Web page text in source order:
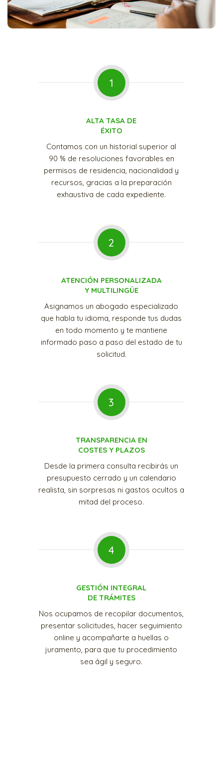
1
ALTA TASA DE
ÉXITO
Contamos con un historial superior al
90 % de resoluciones favorables en
permisos de residencia, nacionalidad y
recursos, gracias a la preparación
exhaustiva de cada expediente.
2
ATENCIÓN PERSONALIZADA
Y MULTILINGÜE
Asignamos un abogado especializado
que habla tu idioma, responde tus dudas
en todo momento y te mantiene
informado paso a paso del estado de tu
solicitud.
3
TRANSPARENCIA EN
COSTES Y PLAZOS
Desde la primera consulta recibirás un
presupuesto cerrado y un calendario
realista, sin sorpresas ni gastos ocultos a
mitad del proceso.
4
GESTIÓN INTEGRAL
DE TRÁMITES
Nos ocupamos de recopilar documentos,
presentar solicitudes, hacer seguimiento
online y acompañarte a huellas o
juramento, para que tu procedimiento
sea ágil y seguro.